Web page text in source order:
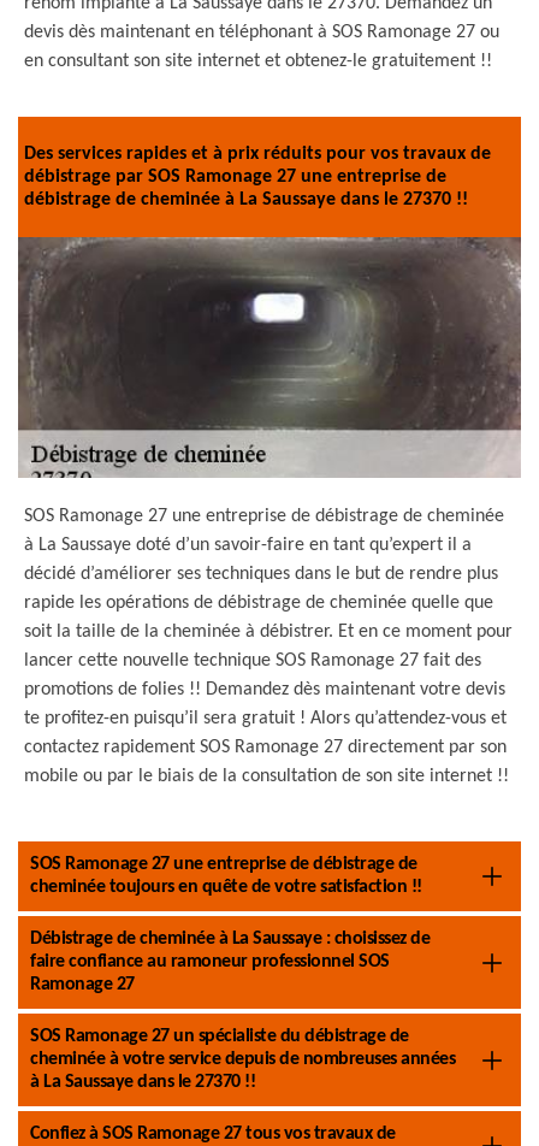
devis dès maintenant en téléphonant à SOS Ramonage 27 ou
en consultant son site internet et obtenez-le gratuitement !!
Des services rapides et à prix réduits pour vos travaux de
débistrage par SOS Ramonage 27 une entreprise de
débistrage de cheminée à La Saussaye dans le 27370 !!
SOS Ramonage 27 une entreprise de débistrage de cheminée
à La Saussaye doté d’un savoir-faire en tant qu’expert il a
décidé d’améliorer ses techniques dans le but de rendre plus
rapide les opérations de débistrage de cheminée quelle que
soit la taille de la cheminée à débistrer. Et en ce moment pour
lancer cette nouvelle technique SOS Ramonage 27 fait des
promotions de folies !! Demandez dès maintenant votre devis
te profitez-en puisqu’il sera gratuit ! Alors qu’attendez-vous et
contactez rapidement SOS Ramonage 27 directement par son
mobile ou par le biais de la consultation de son site internet !!
SOS Ramonage 27 une entreprise de débistrage de
cheminée toujours en quête de votre satisfaction !!
Débistrage de cheminée à La Saussaye : choisissez de
faire confiance au ramoneur professionnel SOS
Ramonage 27
SOS Ramonage 27 un spécialiste du débistrage de
cheminée à votre service depuis de nombreuses années
à La Saussaye dans le 27370 !!
Confiez à SOS Ramonage 27 tous vos travaux de